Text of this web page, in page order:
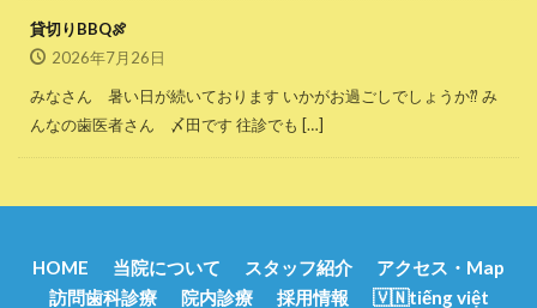
貸切りBBQ🍖
2026年7月26日
みなさん 暑い日が続いております いかがお過ごしでしょうか⁇ み
んなの歯医者さん 〆田です 往診でも […]
HOME 当院について スタッフ紹介
アクセス・Map
訪問歯科診療
院内診療 採用情報 🇻🇳tiếng việt